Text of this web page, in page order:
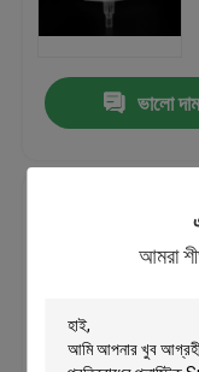
আমরা
ভালো দাম